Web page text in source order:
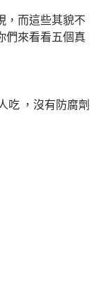
，而這些其貌不
們來看看五個真
吃 ，沒有防腐劑